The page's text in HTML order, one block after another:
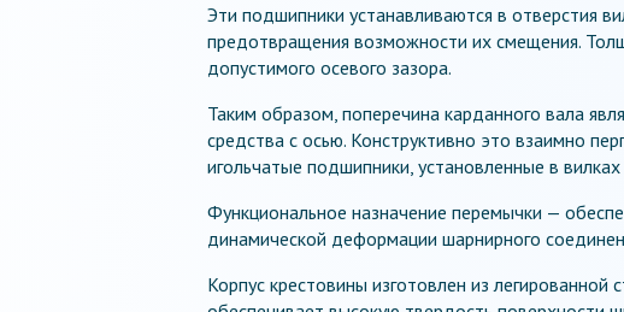
Эти подшипники устанавливаются в отверстия
предотвращения возможности их смещения.
допустимого осевого зазора.
Таким образом, поперечина карданного вала
средства с осью. Конструктивно это взаимно
игольчатые подшипники, установленные в
Функциональное назначение перемычки —
динамической деформации шарнирного
Корпус крестовины изготовлен из